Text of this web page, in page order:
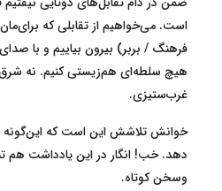
است. می‌خواهیم از تقابلی که
فرهنگ / بربر) بیرون بیاییم و با
هیچ سلطه‌ای هم‌زیستی کنیم. نه
غرب‌ستیزی.
خوانش تلاشش این است که
دهد. خب! انگار در این یادداشت هم
وسخن کوتاه.